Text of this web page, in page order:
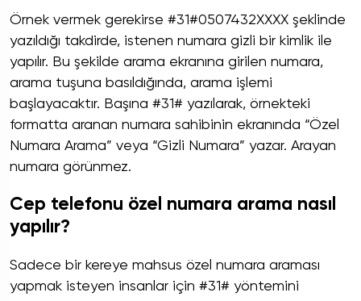
Örnek vermek gerekirse #31#0507432XXXX şeklinde
yazıldığı takdirde, istenen numara gizli bir kimlik ile
yapılır. Bu şekilde arama ekranına girilen numara,
arama tuşuna basıldığında, arama işlemi
başlayacaktır. Başına #31# yazılarak, örnekteki
formatta aranan numara sahibinin ekranında “Özel
Numara Arama” veya “Gizli Numara” yazar. Arayan
numara görünmez.
Cep telefonu özel numara arama nasıl
yapılır?
Sadece bir kereye mahsus özel numara araması
yapmak isteyen insanlar için #31# yöntemini